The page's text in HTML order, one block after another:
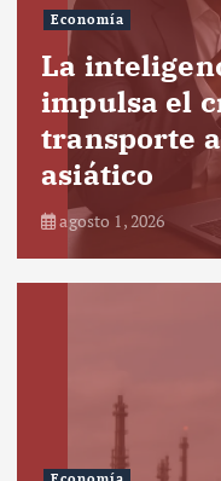
Economía
La
impulsa el
transporte
asiático
agosto 1, 2026